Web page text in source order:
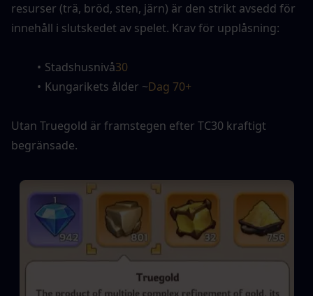
resurser (trä, bröd, sten, järn) är den strikt avsedd för
innehåll i slutskedet av spelet. Krav för upplåsning:
Stadshusnivå30
Kungarikets ålder ~Dag 70+
Utan Truegold är framstegen efter TC30 kraftigt
begränsade.